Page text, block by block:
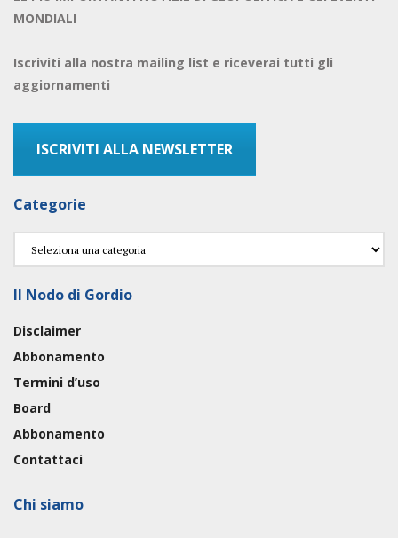
MONDIALI
Iscriviti alla nostra mailing list e riceverai tutti gli
aggiornamenti
ISCRIVITI ALLA NEWSLETTER
Categorie
Categorie
Il Nodo di Gordio
Disclaimer
Abbonamento
Termini d’uso
Board
Abbonamento
Contattaci
Chi siamo